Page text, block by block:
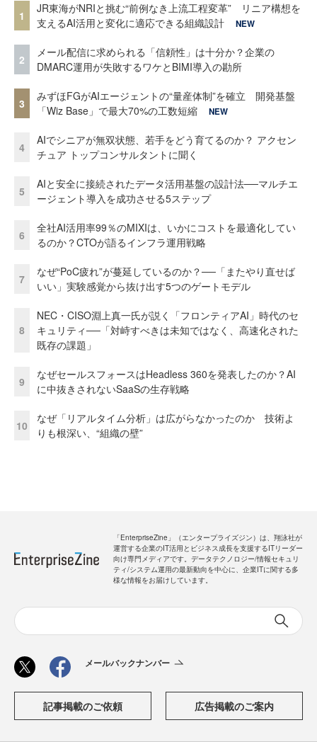
1
JR東海がNRIと挑む“前例なき上流工程変革” リニア構想を
支えるAI活用と変化に適応できる組織設計
NEW
2
メール配信に求められる「信頼性」は十分か？企業の
DMARC運用が失敗するワケとBIMI導入の勘所
3
みずほFGがAIエージェントの“量産体制”を確立 開発基盤
「Wiz Base」で最大70%の工数短縮
NEW
4
AIでシニアが無双状態、若手をどう育てるのか？ アクセン
チュア トップコンサルタントに聞く
5
AIと安全に接続されたデータ活用基盤の設計法──マルチエ
ージェント導入を成功させる5ステップ
6
全社AI活用率99％のMIXIは、いかにコストを最適化してい
るのか？CTOが語るインフラ運用戦略
7
なぜ“PoC疲れ”が蔓延しているのか？──「またやり直せば
いい」実験感覚から抜け出す5つのゲートモデル
8
NEC・CISO淵上真一氏が説く「フロンティアAI」時代のセ
キュリティ──「対峙すべきは未知ではなく、高速化された
既存の課題」
9
なぜセールスフォースはHeadless 360を発表したのか？AI
に中抜きされないSaaSの生存戦略
10
なぜ「リアルタイム分析」は広がらなかったのか 技術よ
りも根深い、“組織の壁”
「EnterpriseZine」（エンタープライズジン）は、翔泳社が
運営する企業のIT活用とビジネス成長を支援するITリーダー
向け専門メディアです。データテクノロジー/情報セキュリ
ティ/システム運用の最新動向を中心に、企業ITに関する多
様な情報をお届けしています。
メールバックナンバー
記事掲載のご依頼 広告掲載のご案内